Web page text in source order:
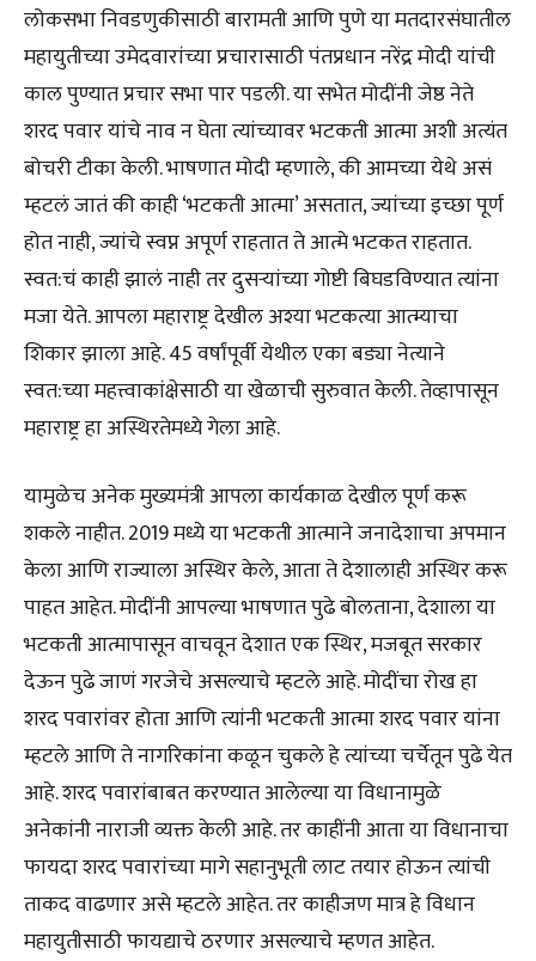
लोकसभा निवडणुकीसाठी बारामती आणि पुणे या मतदारसंघातील
महायुतीच्या उमेदवारांच्या प्रचारासाठी पंतप्रधान नरेंद्र मोदी यांची
काल पुण्यात प्रचार सभा पार पडली. या सभेत मोदींनी जेष्ठ नेते
शरद पवार यांचे नाव न घेता त्यांच्यावर भटकती आत्मा अशी अत्यंत
बोचरी टीका केली. भाषणात मोदी म्हणाले, की आमच्या येथे असं
म्हटलं जातं की काही ‘भटकती आत्मा’ असतात, ज्यांच्या इच्छा पूर्ण
होत नाही, ज्यांचे स्वप्न अपूर्ण राहतात ते आत्मे भटकत राहतात.
स्वत:चं काही झालं नाही तर दुसऱ्यांच्या गोष्टी बिघडविण्यात त्यांना
मजा येते. आपला महाराष्ट्र देखील अश्या भटकत्या आत्म्याचा
शिकार झाला आहे. 45 वर्षांपूर्वी येथील एका बड्या नेत्याने
स्वत:च्या महत्त्वाकांक्षेसाठी या खेळाची सुरुवात केली. तेव्हापासून
महाराष्ट्र हा अस्थिरतेमध्ये गेला आहे.
यामुळेच अनेक मुख्यमंत्री आपला कार्यकाळ देखील पूर्ण करू
शकले नाहीत. 2019 मध्ये या भटकती आत्माने जनादेशाचा अपमान
केला आणि राज्याला अस्थिर केले, आता ते देशालाही अस्थिर करू
पाहत आहेत. मोदींनी आपल्या भाषणात पुढे बोलताना, देशाला या
भटकती आत्मापासून वाचवून देशात एक स्थिर, मजबूत सरकार
देऊन पुढे जाणं गरजेचे असल्याचे म्हटले आहे. मोदींचा रोख हा
शरद पवारांवर होता आणि त्यांनी भटकती आत्मा शरद पवार यांना
म्हटले आणि ते नागरिकांना कळून चुकले हे त्यांच्या चर्चेतून पुढे येत
आहे. शरद पवारांबाबत करण्यात आलेल्या या विधानामुळे
अनेकांनी नाराजी व्यक्त केली आहे. तर काहींनी आता या विधानाचा
फायदा शरद पवारांच्या मागे सहानुभूती लाट तयार होऊन त्यांची
ताकद वाढणार असे म्हटले आहेत. तर काहीजण मात्र हे विधान
महायुतीसाठी फायद्याचे ठरणार असल्याचे म्हणत आहेत.